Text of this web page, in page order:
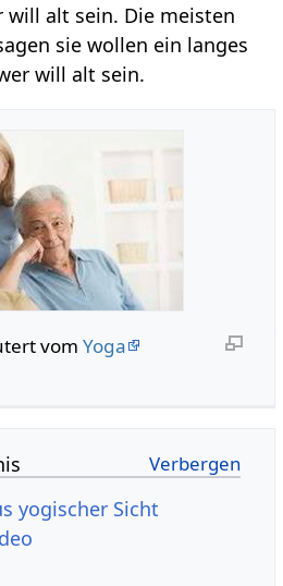
will alt sein. Die meisten
sie wollen ein langes
will alt sein.
erläutert vom Yoga
yogischer Sicht
Video